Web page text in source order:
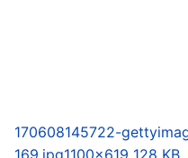
170608145722-
169.jpg1100×619 128 KB